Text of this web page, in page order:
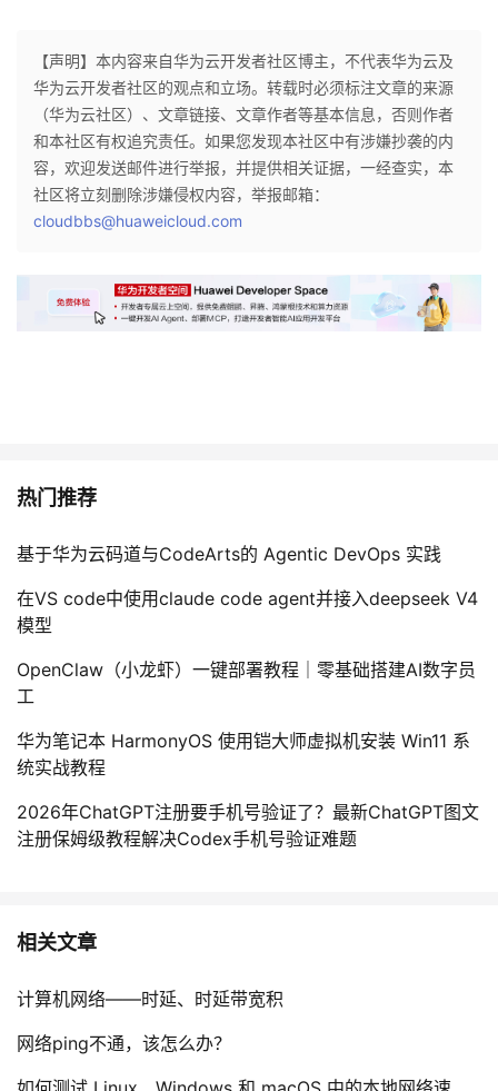
【声明】本内容来自华为云开发者社区博主，不代表华为云及
华为云开发者社区的观点和立场。转载时必须标注文章的来源
（华为云社区）、文章链接、文章作者等基本信息，否则作者
和本社区有权追究责任。如果您发现本社区中有涉嫌抄袭的内
容，欢迎发送邮件进行举报，并提供相关证据，一经查实，本
社区将立刻删除涉嫌侵权内容，举报邮箱：
cloudbbs@huaweicloud.com
热门推荐
基于华为云码道与CodeArts的 Agentic DevOps 实践
在VS code中使用claude code agent并接入deepseek V4
模型
OpenClaw（小龙虾）一键部署教程｜零基础搭建AI数字员
工
华为笔记本 HarmonyOS 使用铠大师虚拟机安装 Win11 系
统实战教程
2026年ChatGPT注册要手机号验证了？最新ChatGPT图文
注册保姆级教程解决Codex手机号验证难题
相关文章
计算机网络——时延、时延带宽积
网络ping不通，该怎么办？